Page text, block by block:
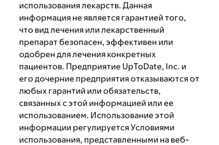
использования лекарств. Данная
информация не является гарантией того,
что вид лечения или лекарственный
препарат безопасен, эффективен или
одобрен для лечения конкретных
пациентов. Предприятие UpToDate, Inc. и
его дочерние предприятия отказываются от
любых гарантий или обязательств,
связанных с этой информацией или ее
использованием. Использование этой
информации регулируется Условиями
использования, представленными на веб-